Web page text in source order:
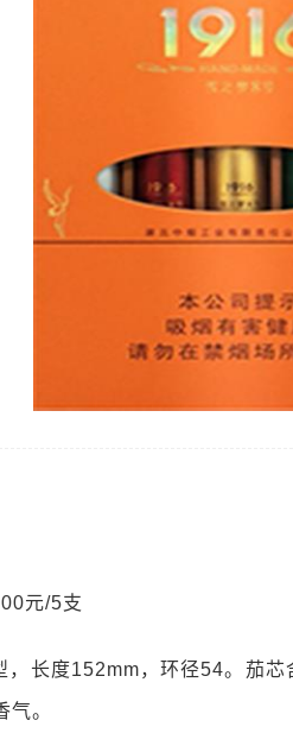
元/5支
，长度152mm，环径54。茄
气。